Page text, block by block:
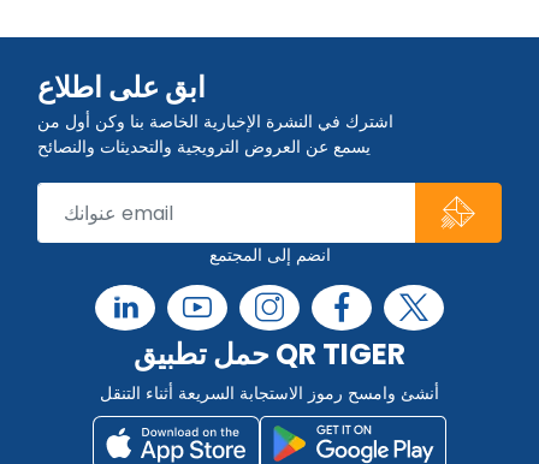
ابق على اطلاع
اشترك في النشرة الإخبارية الخاصة بنا وكن أول من
يسمع عن العروض الترويجية والتحديثات والنصائح
انضم إلى المجتمع
حمل تطبيق QR TIGER
أنشئ وامسح رموز الاستجابة السريعة أثناء التنقل